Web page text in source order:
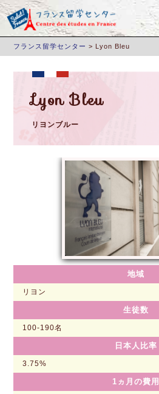
フランス留学センター > Lyon Bleu
Lyon Bleu
リヨンブルー
地域
リヨン
生徒数
100-190名
日本人比率
3.75%
1ヵ月の費用